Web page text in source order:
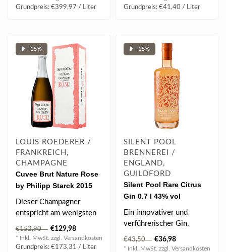
Grundpreis: €399,97 / Liter
Grundpreis: €41,40 / Liter
❥ -15%
LOUIS ROEDERER /
FRANKREICH,
CHAMPAGNE
Cuvee Brut Nature Rose
by Philipp Starck 2015
Champagner 0.75 l
12.50% vol
Dieser Champagner
entspricht am wenigsten
dem, was man von einem
Wein aus dem Ha..
€152,90 €129,98
* Inkl. MwSt. zzgl. Versandkosten
Grundpreis: €173,31 / Liter
❥ -15%
SILENT POOL
BRENNEREI /
ENGLAND,
GUILDFORD
Silent Pool Rare Citrus
Gin 0.7 l 43% vol
Ein innovativer und
verführerischer Gin,
handgefertigt mit den
seltensten Zitru..
€43,50 €36,98
* Inkl. MwSt. zzgl. Versandkosten